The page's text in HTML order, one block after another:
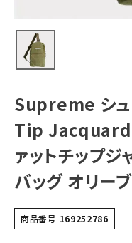
Tシャツ・ロングスリーブ
パーカー・トレーナー
キャップ・ハット
ニット帽・ビーニー
バックパック・リュック
その他バッグ類
スニーカー・ブーツ
Supreme シ
Tip
ァットチップ
バッグ オリーブ
商品番号 169252786